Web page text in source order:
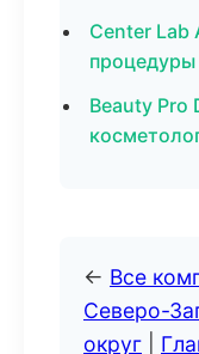
Center
процедуры
Beauty Pro
← Все
Северо-
округ